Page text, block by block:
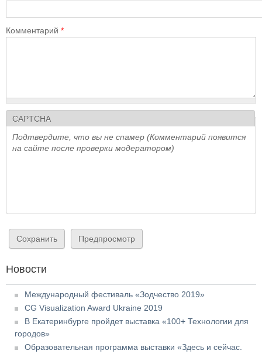
Комментарий *
CAPTCHA
Подтвердите, что вы не спамер (Комментарий появится
на сайте после проверки модератором)
Новости
Международный фестиваль «Зодчество 2019»
CG Visualization Award Ukraine 2019
В Екатеринбурге пройдет выставка «100+ Технологии для
городов»
Образовательная программа выставки «Здесь и сейчас.